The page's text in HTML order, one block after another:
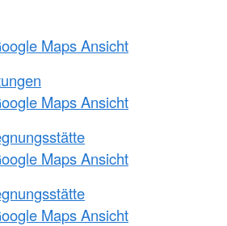
Maps Ansicht
Maps Ansicht
Maps Ansicht
Maps Ansicht